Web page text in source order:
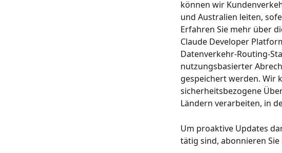
können wir
und Australien leiten,
Erfahren Sie mehr über
Claude Developer
Datenverkehr-Routing-
nutzungsbasierter
gespeichert werden. Wir
sicherheitsbezogene
Ländern verarbeiten, in
Um proaktive Updates
tätig sind, abonnieren